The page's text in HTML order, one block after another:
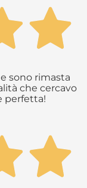
sono rimasta
che cercavo
perfetta!